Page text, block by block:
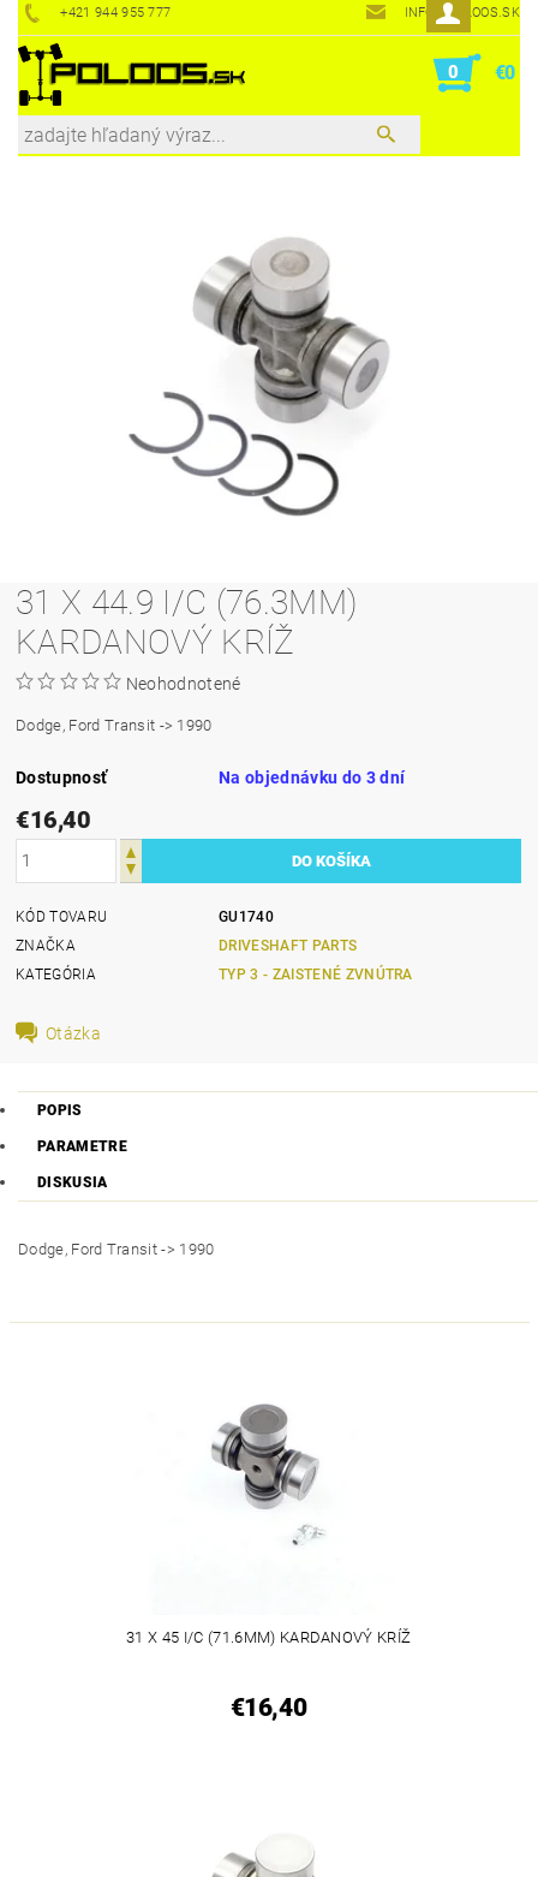
+421 944 955 777 INFO@POLOOS.SK
0 €0
31 X 44.9 I/C (76.3MM)
KARDANOVÝ KRÍŽ
Neohodnotené
Dodge, Ford Transit -> 1990
Dostupnosť Na objednávku do 3 dní
€16,40
KÓD TOVARU
GU1740
ZNAČKA
DRIVESHAFT PARTS
KATEGÓRIA
TYP 3 - ZAISTENÉ ZVNÚTRA
Otázka
POPIS
PARAMETRE
DISKUSIA
Dodge, Ford Transit -> 1990
31 X 45 I/C (71.6MM) KARDANOVÝ KRÍŽ
€16,40